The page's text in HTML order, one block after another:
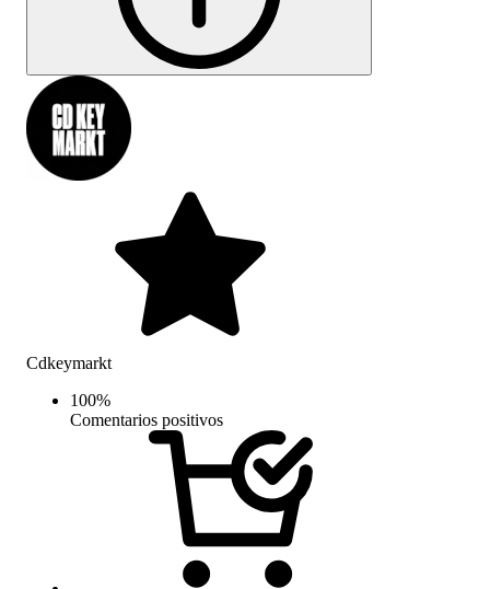
Cdkeymarkt
100%
Comentarios positivos